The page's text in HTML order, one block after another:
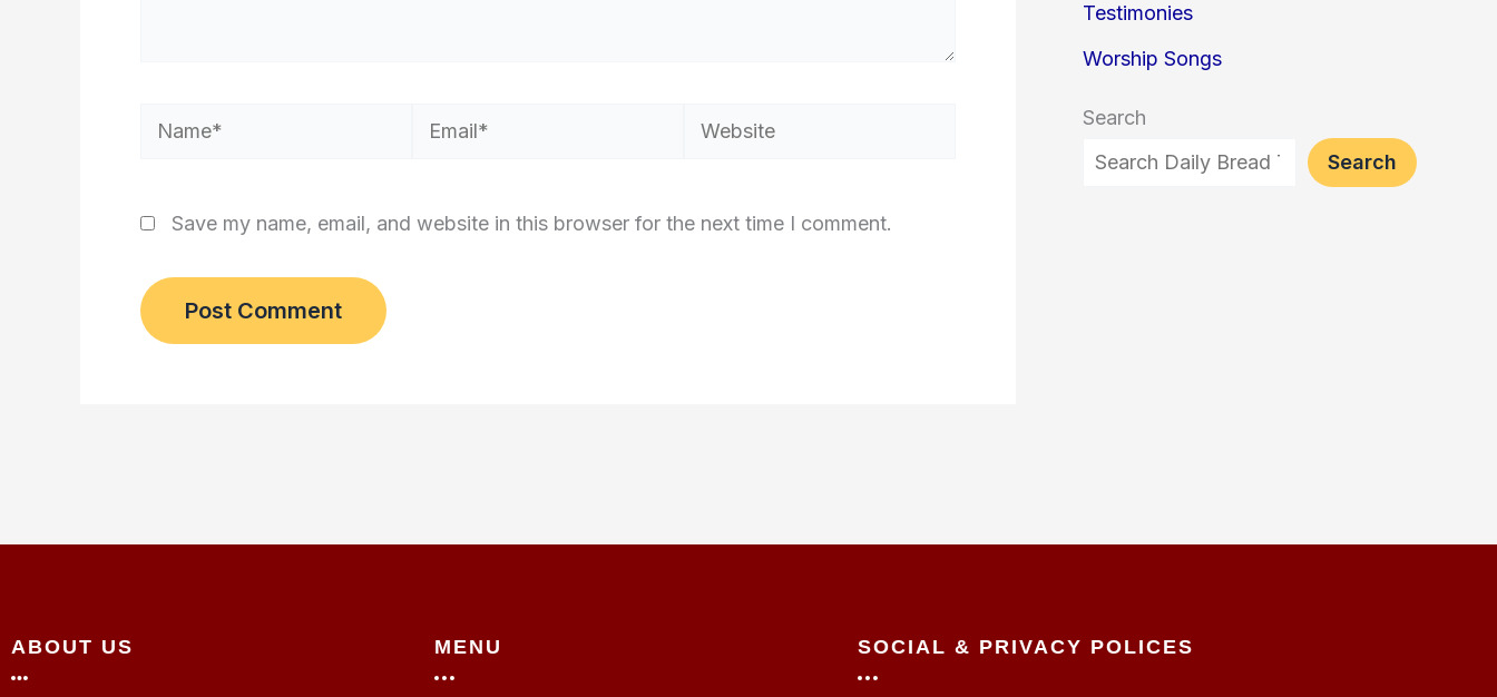
Name* Email* Website
Save my name, email, and website in this browser for the next time I comment.
Testimonies
Worship Songs
Search
Search
ABOUT US MENU SOCIAL & PRIVACY POLICES